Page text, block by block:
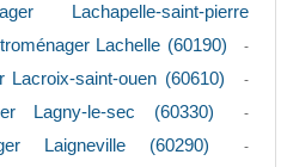
Lachapelle-saint-pierre
Lachelle (60190) -
Lacroix-saint-ouen (60610) -
Lagny-le-sec (60330) -
Laigneville (60290) -